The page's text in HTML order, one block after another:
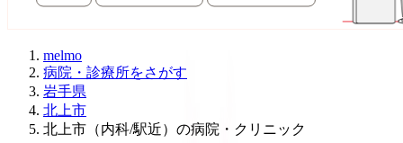
melmo
病院・診療所をさがす
岩手県
北上市
北上市（内科/駅近）の病院・クリニック